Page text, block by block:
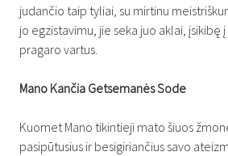
judančio taip tyliai, su mirtinu
jo egzistavimu, jie seka juo aklai, įsikibę
pragaro vartus.
Mano Kančia Getsemanės Sode
Kuomet Mano tikintieji mato šiuos
pasipūtusius ir besigiriančius savo